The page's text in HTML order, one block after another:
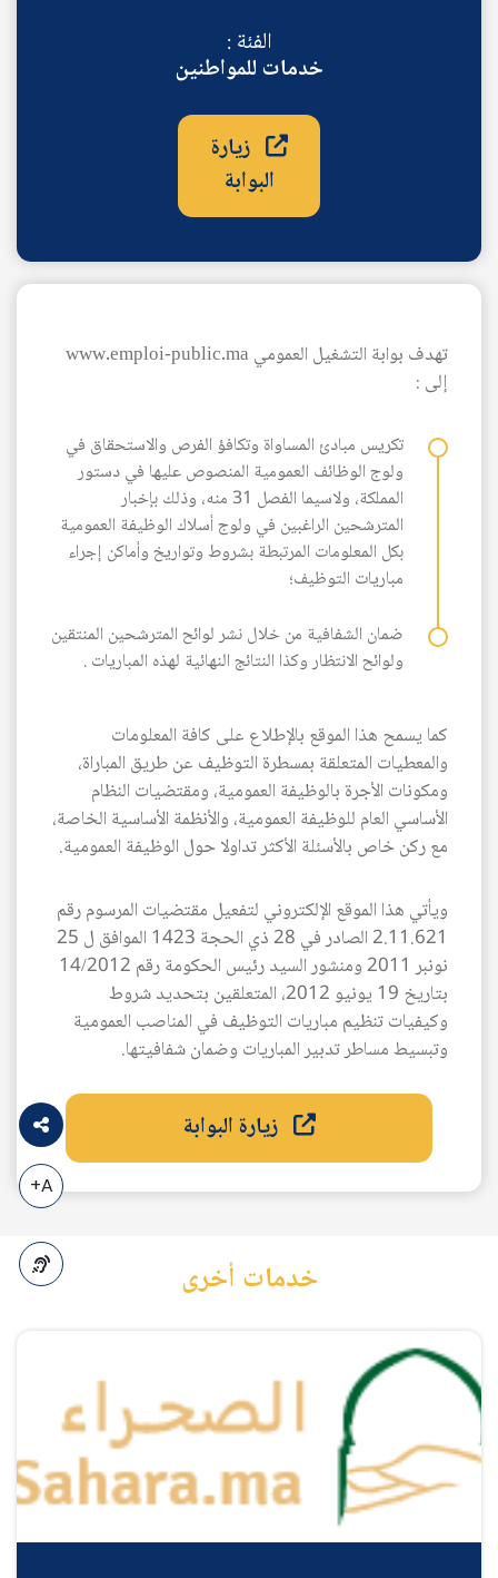
AR
الفئة :
خدمات للمواطنين
زيارة
البوابة
تهدف بوابة التشغيل العمومي www.emploi-public.ma
إلى :
تكريس مبادئ المساواة وتكافؤ الفرص والاستحقاق في
ولوج الوظائف العمومية المنصوص عليها في دستور
المملكة، ولاسيما الفصل 31 منه، وذلك بإخبار
المترشحين الراغبين في ولوج أسلاك الوظيفة العمومية
بكل المعلومات المرتبطة بشروط وتواريخ وأماكن إجراء
مباريات التوظيف؛
ضمان الشفافية من خلال نشر لوائح المترشحين المنتقين
ولوائح الانتظار وكذا النتائج النهائية لهذه المباريات .
كما يسمح هذا الموقع بالإطلاع على كافة المعلومات
والمعطيات المتعلقة بمسطرة التوظيف عن طريق المباراة،
ومكونات الأجرة بالوظيفة العمومية، ومقتضيات النظام
الأساسي العام للوظيفة العمومية، والأنظمة الأساسية الخاصة،
مع ركن خاص بالأسئلة الأكثر تداولا حول الوظيفة العمومية.
ويأتي هذا الموقع الإلكتروني لتفعيل مقتضيات المرسوم رقم
2.11.621 الصادر في 28 ذي الحجة 1423 الموافق ل 25
نونبر 2011 ومنشور السيد رئيس الحكومة رقم 14/2012
بتاريخ 19 يونيو 2012، المتعلقين بتحديد شروط
وكيفيات تنظيم مباريات التوظيف في المناصب العمومية
وتبسيط مساطر تدبير المباريات وضمان شفافيتها.
زيارة البوابة
A+
خدمات أخرى